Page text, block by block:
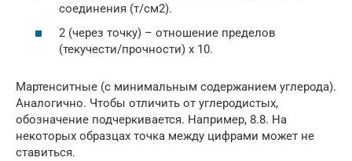
соединения (т/см2).
2 (через точку) – отношение пределов
(текучести/прочности) х 10.
Мартенситные (с минимальным содержанием углерода).
Аналогично. Чтобы отличить от углеродистых,
обозначение подчеркивается. Например, 8.8. На
некоторых образцах точка между цифрами может не
ставиться.